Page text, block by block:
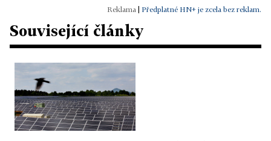
Předplatné HN+ je zcela bez reklam.
Související články